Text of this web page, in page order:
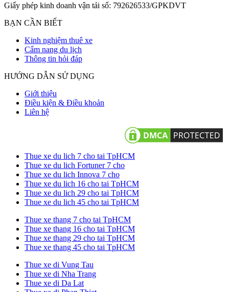
Giấy phép kinh doanh vận tải số: 792626533/GPKDVT
BẠN CẦN BIẾT
Kinh nghiệm thuê xe
Cẩm nang du lịch
Thông tin hỏi đáp
HƯỚNG DẪN SỬ DỤNG
Giới thiệu
Điều kiện & Điều khoản
Liên hệ
Thue xe du lich 7 cho tai TpHCM
Thue xe du lich Fortuner 7 cho
Thue xe du lich Innova 7 cho
Thue xe du lich 16 cho tai TpHCM
Thue xe du lich 29 cho tai TpHCM
Thue xe du lich 45 cho tai TpHCM
Thue xe thang 7 cho tai TpHCM
Thue xe thang 16 cho tai TpHCM
Thue xe thang 29 cho tai TpHCM
Thue xe thang 45 cho tai TpHCM
Thue xe di Vung Tau
Thue xe di Nha Trang
Thue xe di Da Lat